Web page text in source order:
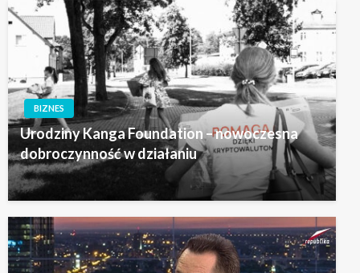
BIZNES
Urodziny Kanga Foundation – nowoczesna
dobroczynność w działaniu